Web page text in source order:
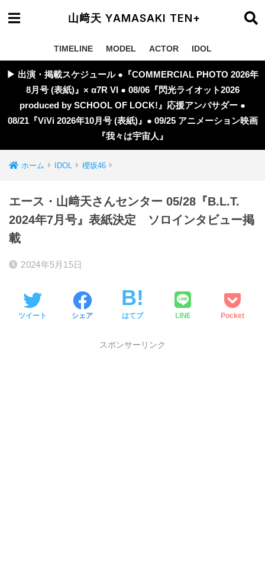
山﨑天 YAMASAKI TEN+
TIMELINE MODEL ACTOR IDOL
▶︎ 出演・掲載スケジュール ●『COMMERCIAL PHOTO 2026年
8月号 (表紙)』× α7R VI ● 08/06『閃光ライオット2026
produced by SCHOOL OF LOCK!』応援アンバサダー ●
08/21『ViVi 2026年10月号 (表紙)』● 09/25 アニメーション映画
『我々は宇宙人』
ホーム IDOL 櫻坂46
エース・山﨑天さんセンター 05/28『B.L.T.
2024年7月号』表紙決定 ソロインタビュー掲
載
2024年5月15日
ツイート シェア はてブ LINE Pocket
スポンサーリンク